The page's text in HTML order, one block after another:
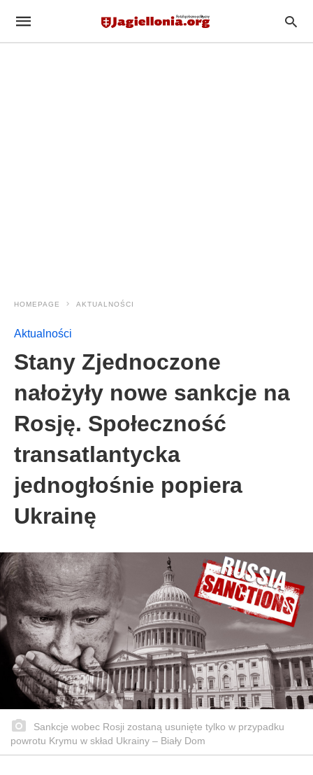
HOMEPAGE AKTUALNOŚCI
Aktualności
Stany Zjednoczone
nałożyły nowe sankcje na
Rosję. Społeczność
transatlantycka
jednogłośnie popiera
Ukrainę
Sankcje wobec Rosji zostaną usunięte tylko w przypadku
powrotu Krymu w skład Ukrainy – Biały Dom